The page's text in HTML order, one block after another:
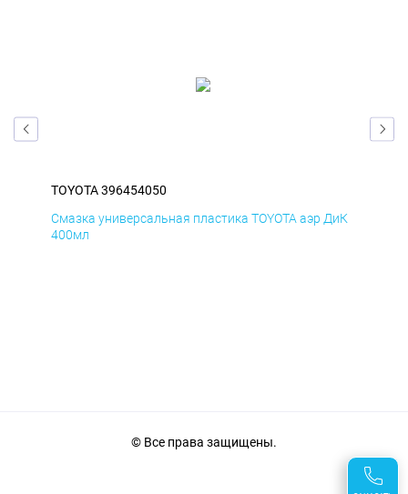
TOYOTA 396454050
Смазка универсальная пластика TOYOTA аэр ДиК
400мл
© Все права защищены.